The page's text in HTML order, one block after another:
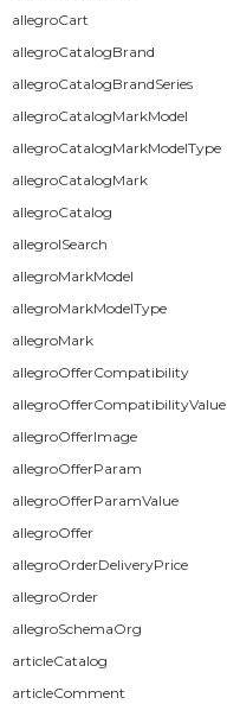
allegroCart
allegroCatalogBrand
allegroCatalogBrandSeries
allegroCatalogMarkModel
allegroCatalogMarkModelType
allegroCatalogMark
allegroCatalog
allegroISearch
allegroMarkModel
allegroMarkModelType
allegroMark
allegroOfferCompatibility
allegroOfferCompatibilityValue
allegroOfferImage
allegroOfferParam
allegroOfferParamValue
allegroOffer
allegroOrderDeliveryPrice
allegroOrder
allegroSchemaOrg
articleCatalog
articleComment